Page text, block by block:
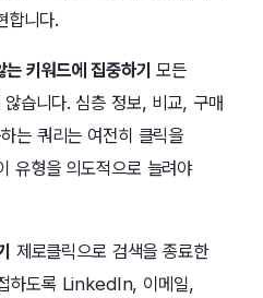
합니다.
키워드에 집중하기 모든
습니다. 심층 정보, 비교, 구매
는 쿼리는 여전히 클릭을
유형을 의도적으로 늘려야
제로클릭으로 검색을 종료한
하도록 LinkedIn, 이메일,